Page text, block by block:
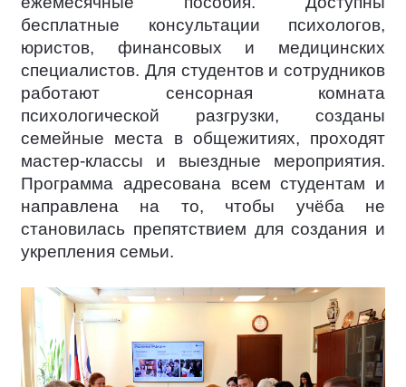
бесплатные консультации психологов,
юристов, финансовых и медицинских
специалистов. Для студентов и сотрудников
работают сенсорная комната
психологической разгрузки, созданы
семейные места в общежитиях, проходят
мастер-классы и выездные мероприятия.
Программа адресована всем студентам и
направлена на то, чтобы учёба не
становилась препятствием для создания и
укрепления семьи.